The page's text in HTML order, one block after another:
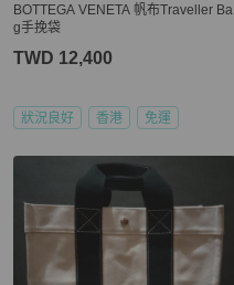
BOTTEGA VENETA 帆布Traveller Ba
g手挽袋
TWD 12,400
狀況良好 香港 免運